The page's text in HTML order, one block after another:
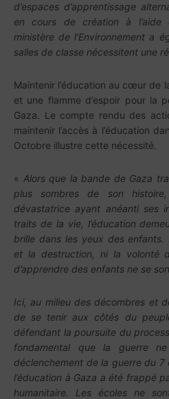
d’espaces d’apprentissage
en cours de création à l’aide
ministère de l’Environnement a
salles de classe nécessitent une
Maintenir l’éducation au cœur de
et une flamme d’espoir pour la
Gaza. Le compte rendu des
maintenir l’accès à l’éducation
Octobre illustre cette nécessité.
« Alors que la bande de Gaza
plus sombres de son
dévastatrice ayant anéanti ses
traits de la vie, l’éducation
brille dans les yeux des enfants.
et la destruction, ni la volonté
d’apprendre des enfants ne se
Ici, au milieu des décombres et
de se tenir aux côtés du
défendant la poursuite du
fondamental que la guerre
déclenchement de la guerre du
l’éducation à Gaza a été frappé
humanitaire. Les écoles ne